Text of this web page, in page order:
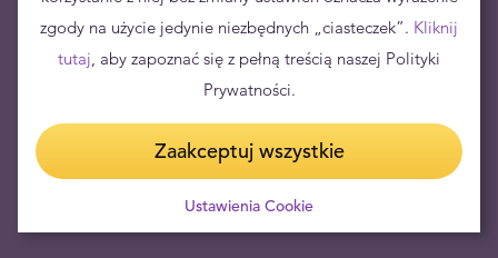
Długoterminowa inwestycja w srebro
Inwestycja w fizyczne srebro to – w perspektywie długoterminowej
majątku
. W zależności od indywidualnych preferencji oraz
aktualnej sytuacji ekonomiczno-gospodarczej, najczęściej
zgody na użycie jedynie niezbędnych „ciasteczek”. Kliknij
tutaj, aby zapoznać się z pełną treścią naszej Polityki
Prywatności.
Zaakceptuj wszystkie
Ustawienia Cookie